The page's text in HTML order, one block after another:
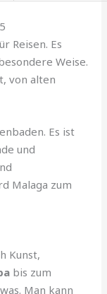
Reisen. Es
Weise.
von alten
Es ist
und
Malaga zum
Kunst,
bis zum
Man kann